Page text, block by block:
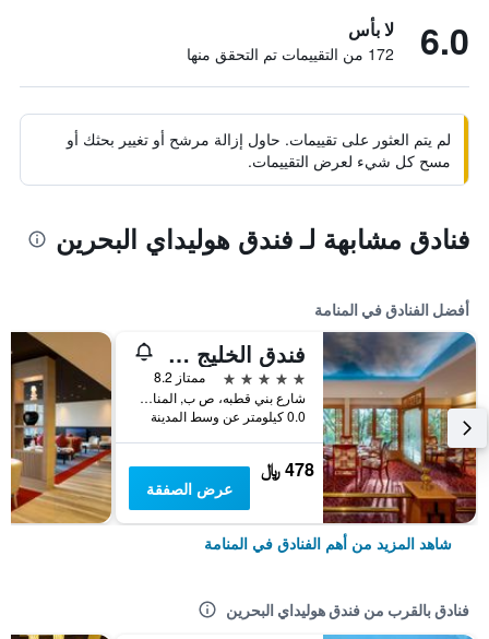
6.0 لا بأس
172 من التقييمات تم التحقق منها
لم يتم العثور على تقييمات. حاول إزالة مرشح أو تغيير بحثك أو
مسح كل شيء لعرض التقييمات.
فنادق مشابهة لـ فندق هوليداي البحرين
أفضل الفنادق في المنامة
فندق الخليج قاعة مؤتمرات وسبا
5 نجوم
ممتاز 8.2
شارع بني قطبه، ص ب, المنامة, البحرين
0.0 كيلومتر عن وسط المدينة
478 ﷼
عرض الصفقة
شاهد المزيد من أهم الفنادق في المنامة
فنادق بالقرب من فندق هوليداي البحرين